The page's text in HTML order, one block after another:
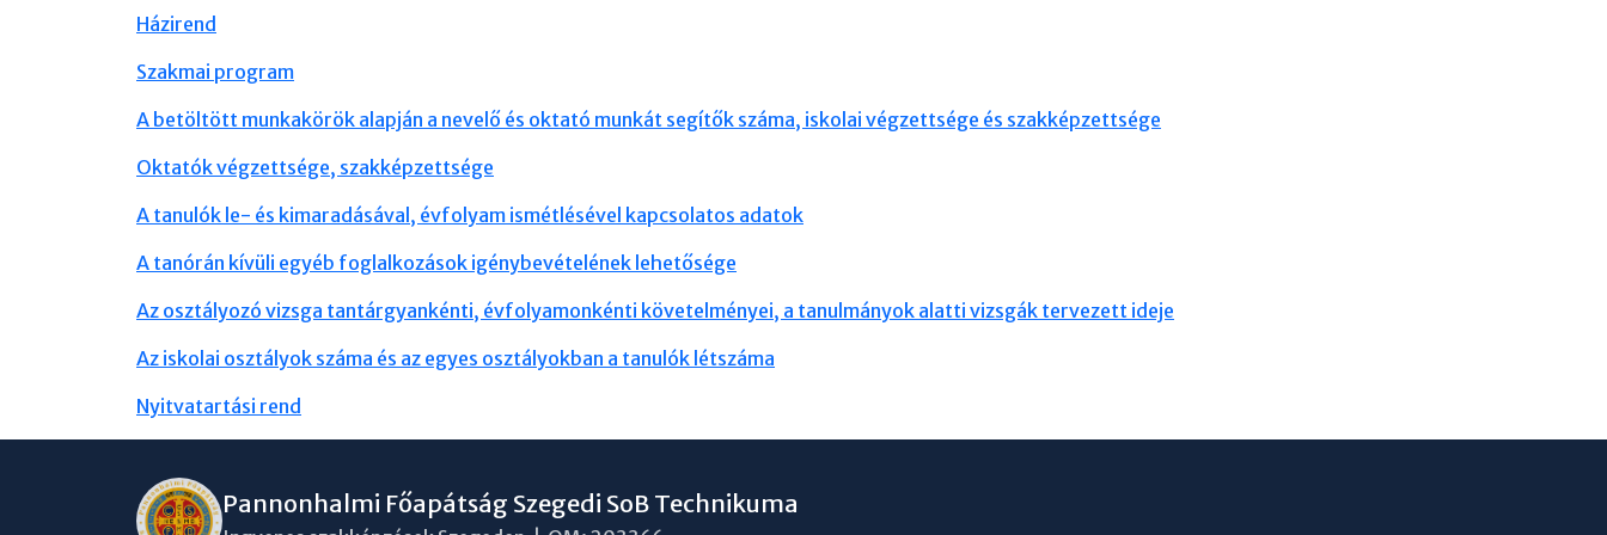
Házirend
Szakmai program
A betöltött munkakörök alapján a nevelő és oktató munkát segítők száma, iskolai végzettsége és szakképzettsége
Oktatók végzettsége, szakképzettsége
A tanulók le- és kimaradásával, évfolyam ismétlésével kapcsolatos adatok
A tanórán kívüli egyéb foglalkozások igénybevételének lehetősége
Az osztályozó vizsga tantárgyankénti, évfolyamonkénti követelményei, a tanulmányok alatti vizsgák tervezett ideje
Az iskolai osztályok száma és az egyes osztályokban a tanulók létszáma
Nyitvatartási rend
Pannonhalmi Főapátság Szegedi SoB Technikuma